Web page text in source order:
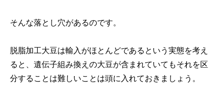
そんな落とし穴があるのです。
脱脂加工大豆は輸入がほとんどであるという実態を考え
ると、遺伝子組み換えの大豆が含まれていてもそれを区
分することは難しいことは頭に入れておきましょう。